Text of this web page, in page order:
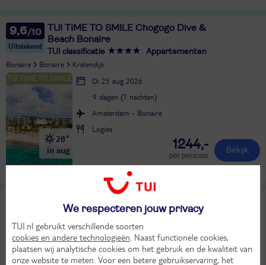
9,6
Uitstekend
TUI TIME TO SMILE Chogogo Dive &
Beach Bonaire
TUI classificatie Appartementen
Bonaire Bonaire Kralendijk
28°
in aug
Di 25 aug 2026
9 dagen (7 nachten)
Amsterdam - Bonaire
Logies
1244,-
per persoon
Bekijk
TUI classificatie Hotel
Spanje Canarische Eilanden Gran Canaria
Meloneras
Do 27 aug 2026
We respecteren jouw privacy
TUI.nl gebruikt verschillende soorten
cookies en andere technologieën . Naast functionele cookies,
plaatsen wij analytische cookies om het gebruik en de kwaliteit van
onze website te meten. Voor een betere gebruikservaring, het